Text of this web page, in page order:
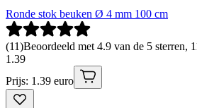
Ronde stok beuken Ø 4 mm 100 cm
(11)Beoordeeld met 4.9 van de 5 sterren,
1 .39
Prijs: 1.39 euro